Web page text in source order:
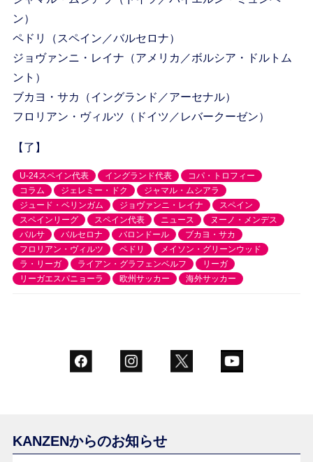
ン）
ペドリ（スペイン／バルセロナ）
ジョヴァンニ・レイナ（アメリカ／ボルシア・ドルトム
ント）
ブカヨ・サカ（イングランド／アーセナル）
フロリアン・ヴィルツ（ドイツ／レバークーゼン）
【了】
U-24スペイン代表 イングランド代表
コパ・トロフィー
コラム
ジェレミー・ドク
ジャマル・ムシアラ
ジュード・ベリンガム
ジョヴァンニ・レイナ
スペイン
スペインリーグ
スペイン代表 ニュース
ヌーノ・メンデス
バルサ
バルセロナ バロンドール
ブカヨ・サカ
フロリアン・ヴィルツ
ペドリ
メイソン・グリーンウッド
ラ・リーガ
ライアン・グラフェンベルフ
リーガ
リーガエスパニョーラ
欧州サッカー 海外サッカー
KANZENからのお知らせ